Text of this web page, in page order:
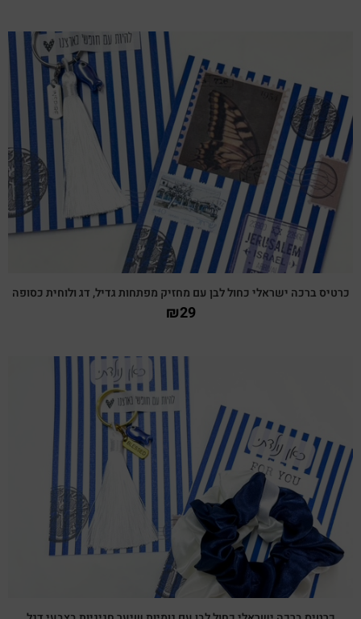
צפייה מהירה
כרטיס ברכה ישראלי כחול לבן עם מחזיק מפתחות גדיל, דג ולוחית כסופה
₪29
צפייה מהירה